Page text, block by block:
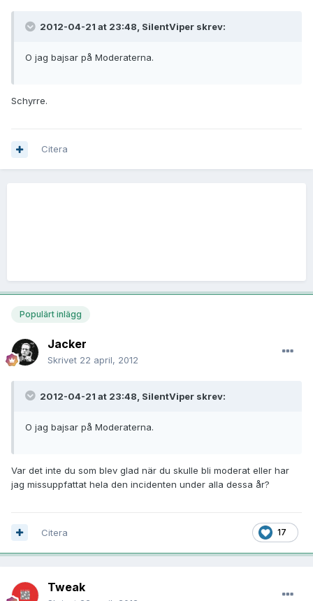
2012-04-21 at 23:48, SilentViper skrev:
O jag bajsar på Moderaterna.
Schyrre.
Citera
Populärt inlägg
Jacker
Skrivet 22 april, 2012
2012-04-21 at 23:48, SilentViper skrev:
O jag bajsar på Moderaterna.
Var det inte du som blev glad när du skulle bli moderat eller har
jag missuppfattat hela den incidenten under alla dessa år?
17
Citera
Tweak